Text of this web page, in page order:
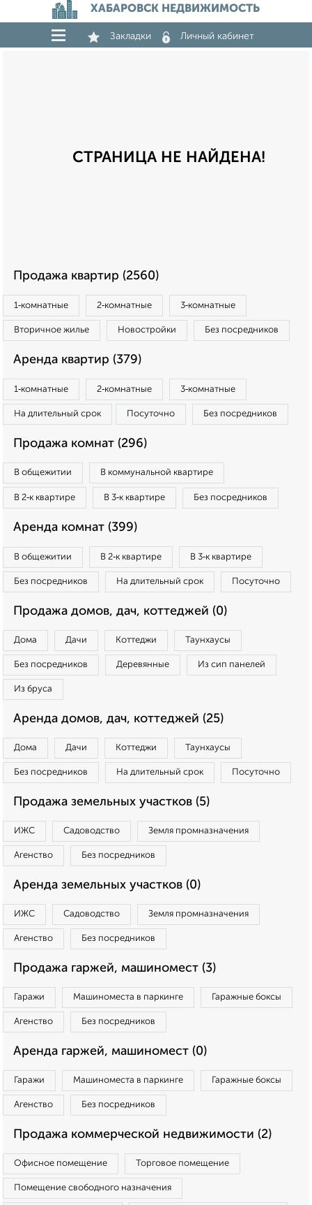
ХАБАРОВСК НЕДВИЖИМОСТЬ
Закладки Личный кабинет
СТРАНИЦА НЕ НАЙДЕНА!
Продажа квартир (2560)
1‑комнатные 2‑комнатные 3‑комнатные
Вторичное жилье Новостройки Без посредников
Аренда квартир (379)
1‑комнатные 2‑комнатные 3‑комнатные
На длительный срок Посуточно Без посредников
Продажа комнат (296)
В общежитии В коммунальной квартире
В 2‑к квартире В 3‑к квартире Без посредников
Аренда комнат (399)
В общежитии В 2‑к квартире В 3‑к квартире
Без посредников На длительный срок Посуточно
Продажа домов, дач, коттеджей (0)
Дома Дачи Коттеджи Таунхаусы
Без посредников Деревянные Из сип панелей
Из бруса
Аренда домов, дач, коттеджей (25)
Дома Дачи Коттеджи Таунхаусы
Без посредников На длительный срок Посуточно
Продажа земельных участков (5)
ИЖС Садоводство Земля промназначения
Агенство Без посредников
Аренда земельных участков (0)
ИЖС Садоводство Земля промназначения
Агенство Без посредников
Продажа гаржей, машиномест (3)
Гаражи Машиноместа в паркинге Гаражные боксы
Агенство Без посредников
Аренда гаржей, машиномест (0)
Гаражи Машиноместа в паркинге Гаражные боксы
Агенство Без посредников
Продажа коммерческой недвижимости (2)
Офисное помещение Торговое помещение
Помещение свободного назначения